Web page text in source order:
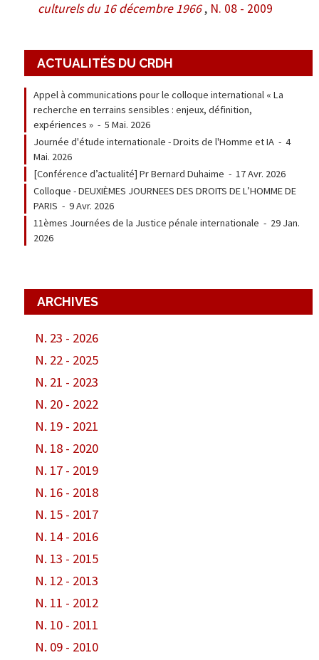
culturels du 16 décembre 1966 , N. 08 - 2009
ACTUALITÉS DU CRDH
Appel à communications pour le colloque international « La
recherche en terrains sensibles : enjeux, définition,
expériences »- 5 Mai. 2026
Journée d'étude internationale - Droits de l'Homme et IA- 4
Mai. 2026
[Conférence d’actualité] Pr Bernard Duhaime - 17 Avr. 2026
Colloque - DEUXIÈMES JOURNEES DES DROITS DE L’HOMME DE
PARIS - 9 Avr. 2026
11èmes Journées de la Justice pénale internationale - 29 Jan.
2026
ARCHIVES
N. 23 - 2026
N. 22 - 2025
N. 21 - 2023
N. 20 - 2022
N. 19 - 2021
N. 18 - 2020
N. 17 - 2019
N. 16 - 2018
N. 15 - 2017
N. 14 - 2016
N. 13 - 2015
N. 12 - 2013
N. 11 - 2012
N. 10 - 2011
N. 09 - 2010